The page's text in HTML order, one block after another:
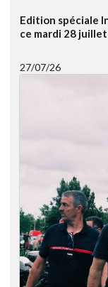
Edition spéciale
ce mardi 28
27/07/26